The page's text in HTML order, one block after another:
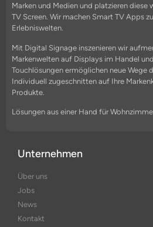
Marken und Medien und platzieren diese
TV Screen. Wir machen Smart TV Apps
Erlebniswelten.
Mit Digital Signage inszenieren wir
Markenwelten auf Displays im Handel
Touchlösungen ermöglichen neue Wege
Individuell zugeschnitten auf Ihre
Produkte.
Lösungen aus einer Hand für
Unternehmen
Über uns
Jobs
News
Kontakt